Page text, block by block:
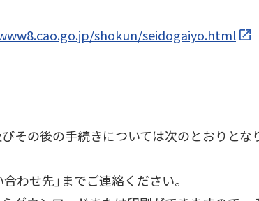
shokun/seidogaiyo.html
その後の手続きについては次のとおりとな
わせ先」までご連絡ください。